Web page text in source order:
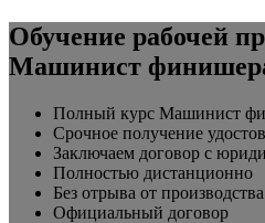
Обучение рабочей
Машинист
Полный курс Машинист
Срочное получение
Заключаем договор с
Полностью дистанционно
Без отрыва от производства
Официальный договор